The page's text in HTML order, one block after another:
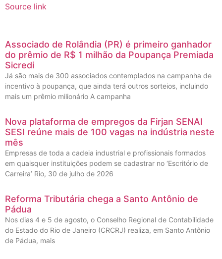
Source link
Associado de Rolândia (PR) é primeiro ganhador
do prêmio de R$ 1 milhão da Poupança Premiada
Sicredi
Já são mais de 300 associados contemplados na campanha de
incentivo à poupança, que ainda terá outros sorteios, incluindo
mais um prêmio milionário A campanha
Nova plataforma de empregos da Firjan SENAI
SESI reúne mais de 100 vagas na indústria neste
mês
Empresas de toda a cadeia industrial e profissionais formados
em quaisquer instituições podem se cadastrar no ‘Escritório de
Carreira’ Rio, 30 de julho de 2026
Reforma Tributária chega a Santo Antônio de
Pádua
Nos dias 4 e 5 de agosto, o Conselho Regional de Contabilidade
do Estado do Rio de Janeiro (CRCRJ) realiza, em Santo Antônio
de Pádua, mais